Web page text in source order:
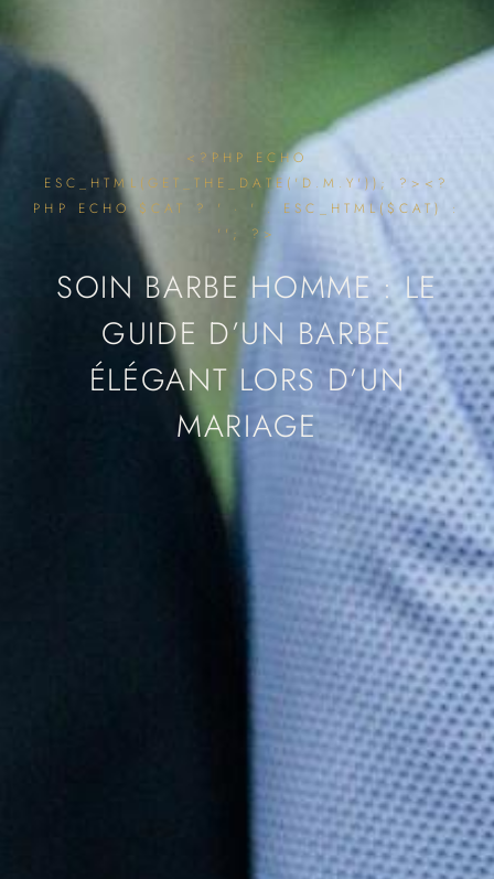
<?PHP ECHO
ESC_HTML(GET_THE_DATE('D.M.Y')); ?><?
PHP ECHO $CAT ? ' · ' . ESC_HTML($CAT) :
''; ?>
SOIN BARBE HOMME : LE
GUIDE D’UN BARBE
ÉLÉGANT LORS D’UN
MARIAGE